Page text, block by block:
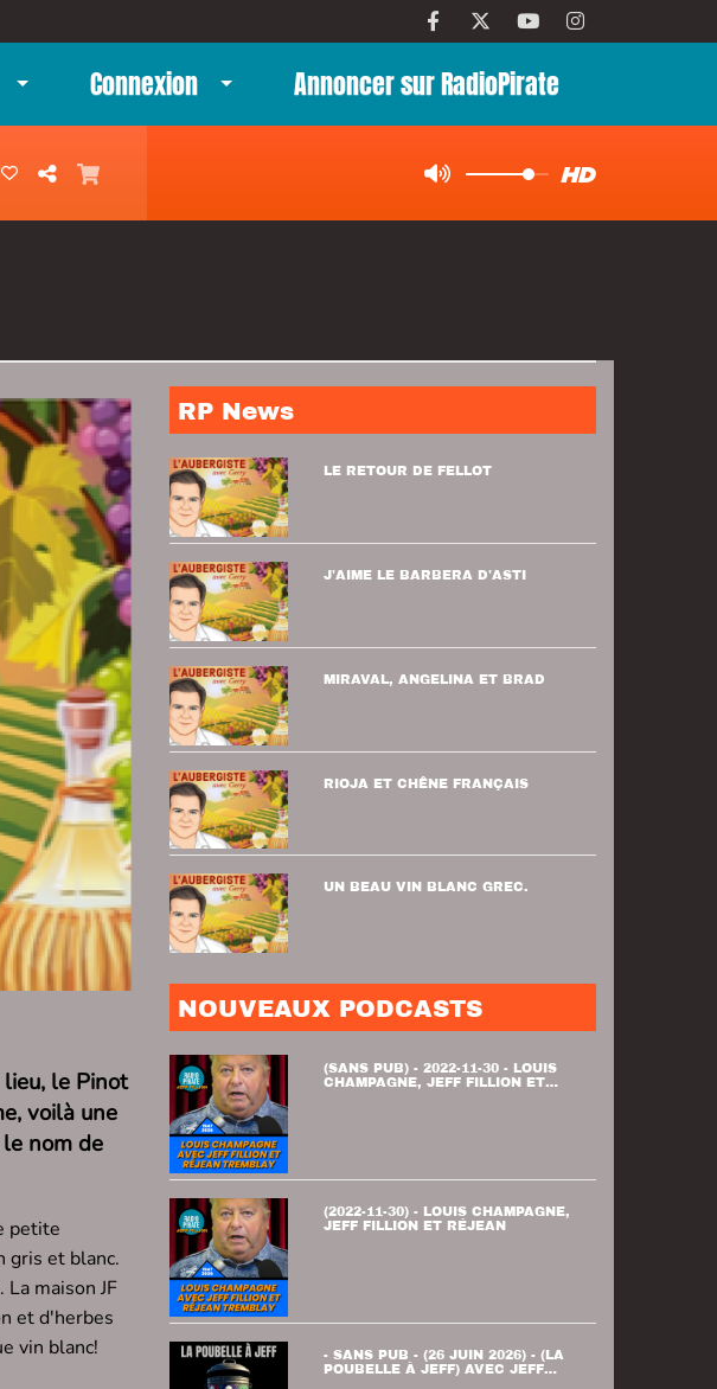
Connexion Annoncer sur RadioPirate
le Pinot
voilà une
nom de
petite
gris et blanc.
maison JF
et d'herbes
vin blanc!
RP News
LE RETOUR DE FELLOT
J'AIME LE BARBERA D'ASTI
MIRAVAL, ANGELINA ET BRAD
RIOJA ET CHÊNE FRANÇAIS
UN BEAU VIN BLANC GREC.
NOUVEAUX PODCASTS
(SANS PUB) - 2022-11-30 - LOUIS
CHAMPAGNE, JEFF FILLION ET
(2022-11-30) - LOUIS CHAMPAGNE,
JEFF FILLION ET RÉJEAN
- SANS PUB - (26 JUIN 2026) - (LA
POUBELLE À JEFF) AVEC JEFF